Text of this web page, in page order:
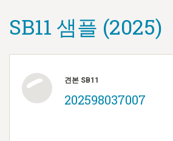
SB11 샘플 (2025)
견본 SB11
202598037007